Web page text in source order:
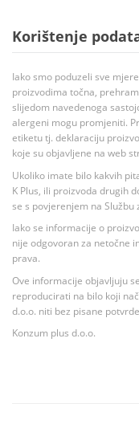
Korištenje
Iako smo poduzeli sve
proizvodima točna,
slijedom navedenoga
alergeni mogu promjeniti.
etiketu tj. deklaraciju
koje su objavljene na web
Ukoliko imate bilo kakvih
K Plus, ili proizvoda drugih
se s povjerenjem na Službu
Iako se informacije o
nije odgovoran za netočne
prava.
Ove informacije objavljuju
reproducirati na bilo koji
d.o.o. niti bez pisane
Konzum plus d.o.o.